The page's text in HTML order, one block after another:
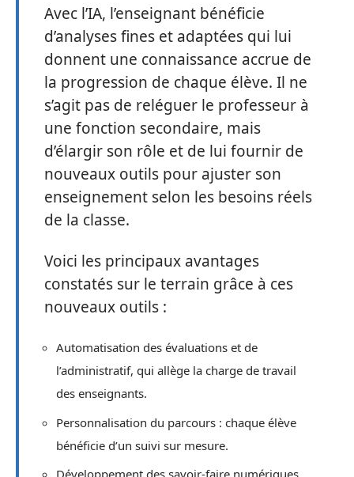
Avec l’IA, l’enseignant bénéficie
d’analyses fines et adaptées qui lui
donnent une connaissance accrue de
la progression de chaque élève. Il ne
s’agit pas de reléguer le professeur à
une fonction secondaire, mais
d’élargir son rôle et de lui fournir de
nouveaux outils pour ajuster son
enseignement selon les besoins réels
de la classe.
Voici les principaux avantages
constatés sur le terrain grâce à ces
nouveaux outils :
Automatisation des évaluations et de
l’administratif, qui allège la charge de travail
des enseignants.
Personnalisation du parcours : chaque élève
bénéficie d’un suivi sur mesure.
Développement des savoir-faire numériques,